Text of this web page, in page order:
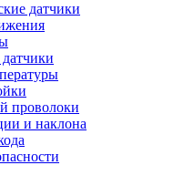
датчики
датчики
проволоки
и наклона